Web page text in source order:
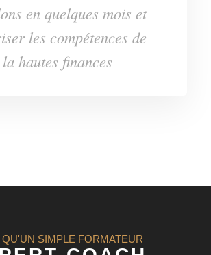
en quelques mois et
les compétences de
la hautes finances
QU'UN SIMPLE FORMATEUR